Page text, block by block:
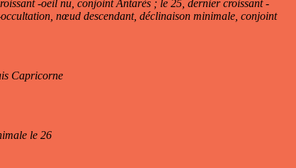
-oeil nu, conjoint Antarès ; le 25, dernier croissant -
nœud descendant, déclinaison minimale, conjoint
Capricorne
le 26